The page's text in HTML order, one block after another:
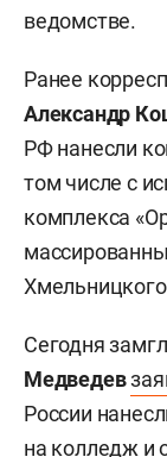
ведомстве.
Ранее
Александр
РФ нанесли
том числе с
комплекса
Сегодня
Медведев
России
на колледж и